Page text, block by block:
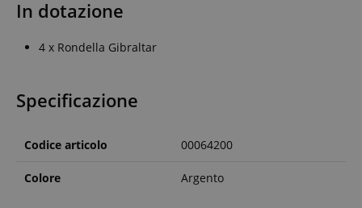
In dotazione
4 x Rondella Gibraltar
Specificazione
Codice articolo 00064200
Colore Argento